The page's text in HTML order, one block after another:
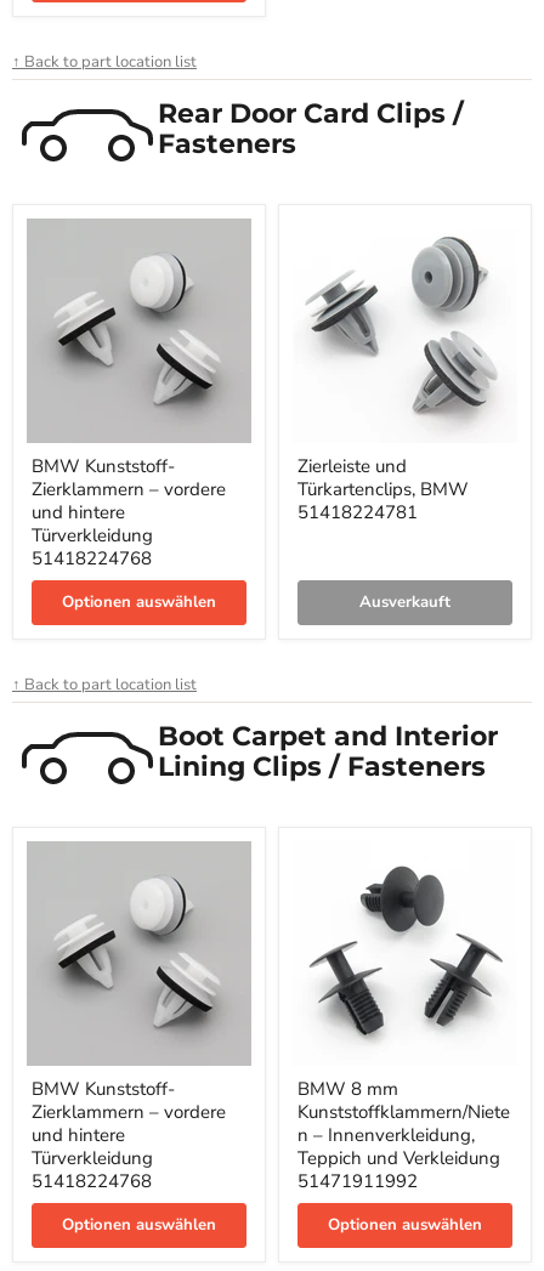
↑ Back to part location list
Rear Door Card Clips /
Fasteners
BMW
Kunststoff-
Zierklammern
–
vordere
und
hintere
Türverkleidung
51418224768
BMW Kunststoff-
Zierklammern – vordere
und hintere
Türverkleidung
51418224768
Optionen auswählen
und
Türkartenclips,
BMW
Zierleiste und
Türkartenclips, BMW
51418224781
Ausverkauft
↑ Back to part location list
Boot Carpet and Interior
Lining Clips / Fasteners
BMW
Kunststoff-
Zierklammern
–
vordere
und
hintere
Türverkleidung
51418224768
BMW Kunststoff-
Zierklammern – vordere
und hintere
Türverkleidung
51418224768
Optionen auswählen
8
mm
Kunststoffklammern/Nieten
–
Innenverkleidung,
Teppich
und
Verkleidung
51471911992
BMW 8 mm
Kunststoffklammern/Niete
n – Innenverkleidung,
Teppich und Verkleidung
51471911992
Optionen auswählen